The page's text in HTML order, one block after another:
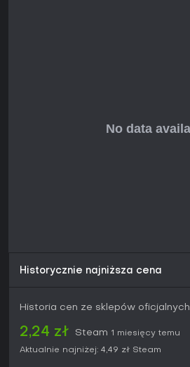
Historycznie najniższa cena
Historia cen ze sklepów oficjalnych
2,24 zł Steam 1 miesięcy temu
Aktualnie najniżej: 4,49 zł Steam